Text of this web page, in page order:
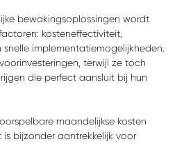
bewakingsoplossingen wordt
kosteneffectiviteit,
implementatiemogelijkheden.
terwijl ze toch
die perfect aansluit bij hun
maandelijkse kosten
bijzonder aantrekkelijk voor